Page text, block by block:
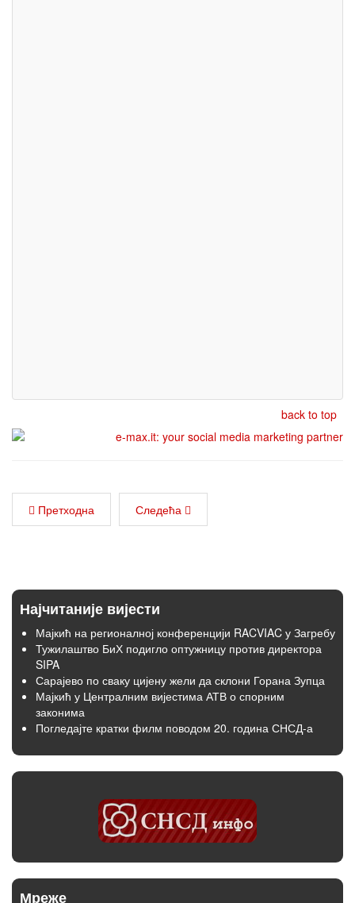
back to top
Претходна Следећа
Најчитаније вијести
Мајкић на регионалној конференцији RACVIAC у Загребу
Тужилаштво БиХ подигло оптужницу против директора
SIPA
Сарајево по сваку цијену жели да склони Горана Зупца
Мајкић у Централним вијестима АТВ о спорним
законима
Погледајте кратки филм поводом 20. година СНСД-а
Мреже